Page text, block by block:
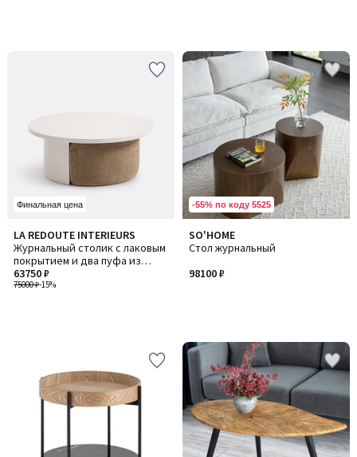
Финальная цена
LA REDOUTE INTERIEURS
Журнальный столик с лаковым
покрытием и два пуфа из
текстурированной ткани, JEN
/ ДЖЕН
75000 ₽-15%
63750 ₽
-55% по коду 5525
SO'HOME
Стол журнальный
98100 ₽